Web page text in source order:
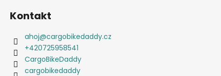
Kontakt
ahoj@cargobikedaddy.cz
+420725958541
CargoBikeDaddy
cargobikedaddy